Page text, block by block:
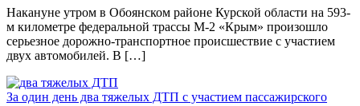
Накануне утром в Обоянском районе Курской области на 593-
м километре федеральной трассы М-2 «Крым» произошло
серьезное дорожно-транспортное происшествие с участием
двух автомобилей. В […]
За один день два тяжелых ДТП с участием пассажирского